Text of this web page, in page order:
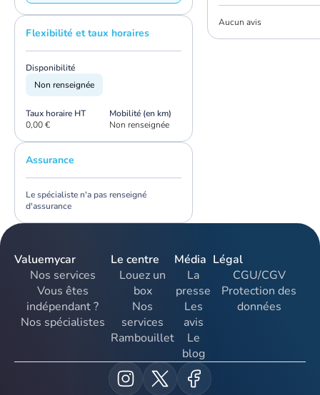
Flexibilité et taux horaires
Disponibilité
Non renseignée
Taux horaire HT
0,00 €
Mobilité (en km)
Non renseignée
Assurance
Le spécialiste n'a pas renseigné
d'assurance
Aucun avis
Valuemycar
Nos services
Vous êtes
indépendant ?
Nos spécialistes
Le centre
Louez un
box
Nos
services
Rambouillet
Média
La
presse
Les
avis
Le
blog
Légal
CGU/CGV
Protection des
données